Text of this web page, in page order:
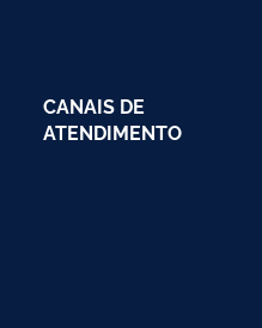
CANAIS DE
ATENDIMENTO